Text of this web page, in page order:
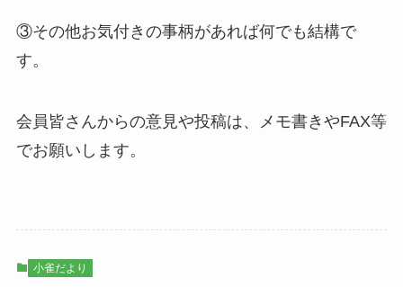
③その他お気付きの事柄があれば何でも結構で
す。
会員皆さんからの意見や投稿は、メモ書きやFAX等
でお願いします。
小雀だより